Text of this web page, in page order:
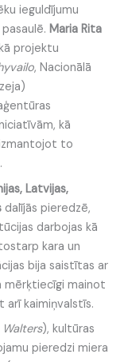
ieguldījumu
pasaulē.Maria Rita
projektu
, Nacionālā
kā
to
Latvijas,
dalījās pieredzē,
darbojas kā
kara un
bija saistītas ar
mērķtiecīgi mainot
arī kaimiņvalstīs.
Walters), kultūras
pieredzi miera